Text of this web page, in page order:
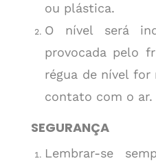
ou plástica.
O nível será
provocada pelo
régua de nível
contato com o ar.
SEGURANÇA
Lembrar-se